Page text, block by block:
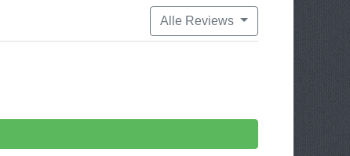
Alle Reviews